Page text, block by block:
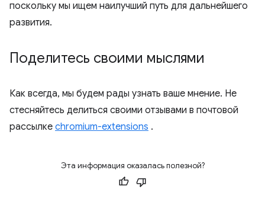
поскольку мы ищем наилучший путь для дальнейшего
развития.
Поделитесь своими мыслями
Как всегда, мы будем рады узнать ваше мнение. Не
стесняйтесь делиться своими отзывами в почтовой
рассылке chromium-extensions .
Эта информация оказалась полезной?